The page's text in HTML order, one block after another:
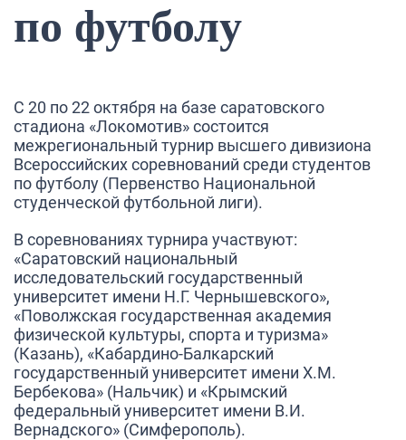
по футболу
С 20 по 22 октября на базе саратовского
стадиона «Локомотив» состоится
межрегиональный турнир высшего дивизиона
Всероссийских соревнований среди студентов
по футболу (Первенство Национальной
студенческой футбольной лиги).
В соревнованиях турнира участвуют:
«Саратовский национальный
исследовательский государственный
университет имени Н.Г. Чернышевского»,
«Поволжская государственная академия
физической культуры, спорта и туризма»
(Казань), «Кабардино-Балкарский
государственный университет имени Х.М.
Бербекова» (Нальчик) и «Крымский
федеральный университет имени В.И.
Вернадского» (Симферополь).